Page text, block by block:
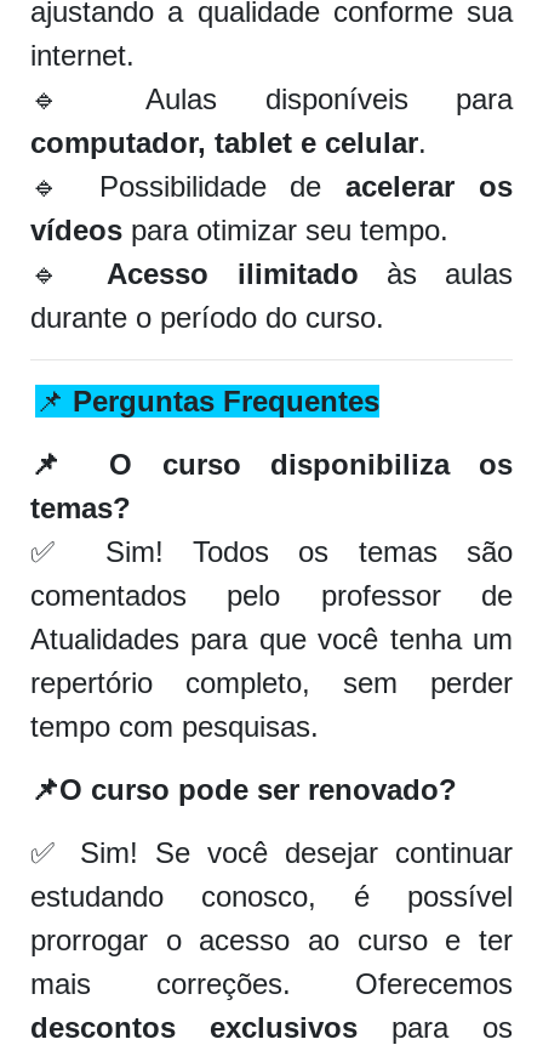
ajustando a qualidade conforme sua
internet.
🔹 Aulas disponíveis para
computador, tablet e celular.
🔹 Possibilidade deacelerar os
vídeos para otimizar seu tempo.
🔹 Acesso ilimitado às aulas
durante o período do curso.
📌 Perguntas Frequentes
📌 O curso disponibiliza os
temas?
✅ Sim! Todos os temas são
comentados pelo professor de
Atualidades para que você tenha um
repertório completo, sem perder
tempo com pesquisas.
📌O curso pode ser renovado?
✅ Sim! Se você desejar continuar
estudando conosco, é possível
prorrogar o acesso ao curso e ter
mais correções. Oferecemos
descontos exclusivos para os